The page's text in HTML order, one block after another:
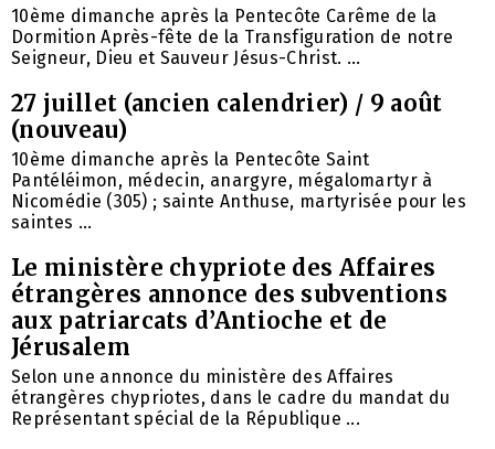
10ème dimanche après la Pentecôte Carême de la
Dormition Après-fête de la Transfiguration de notre
Seigneur, Dieu et Sauveur Jésus-Christ. ...
27 juillet (ancien calendrier) / 9 août
(nouveau)
10ème dimanche après la Pentecôte Saint
Pantéléimon, médecin, anargyre, mégalomartyr à
Nicomédie (305) ; sainte Anthuse, martyrisée pour les
saintes ...
Le ministère chypriote des Affaires
étrangères annonce des subventions
aux patriarcats d’Antioche et de
Jérusalem
Selon une annonce du ministère des Affaires
étrangères chypriotes, dans le cadre du mandat du
Représentant spécial de la République ...